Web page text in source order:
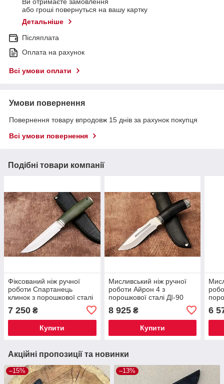
Ви отримаєте замовлення
або гроші повернуться на вашу картку
Детальніше
Післяплата
Оплата на рахунок
Всі умови оплати
Умови повернення
Повернення товару впродовж 15 днів за рахунок покупця
Всі умови повернення
Подібні товари компанії
Фіксований ніж ручної
роботи Спартанець
клинок з порошкової сталі
шкіряний чохол у
комплекті
7 250 ₴
Купити
Мисливський ніж ручної
роботи Айрон 4 з
порошкової сталі ДІ-90
комплекті
8 925₴
Купити
6
Акційні пропозиції та новинки
–15% –13%